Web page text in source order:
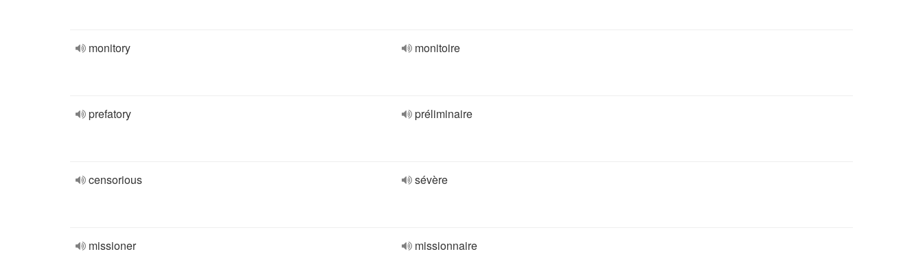
monitory monitoire
prefatory préliminaire
censorious sévère
missioner missionnaire